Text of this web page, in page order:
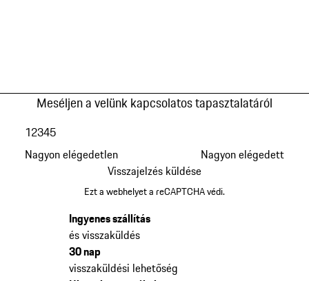
Meséljen a velünk kapcsolatos tapasztalatáról
Nagyon elégedetlen
12345
Nagyon elégedett
Visszajelzés küldése
Ezt a webhelyet a reCAPTCHA védi.
Ingyenes szállítás
és visszaküldés
30 nap
visszaküldési lehetőség